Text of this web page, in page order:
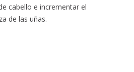
cabello e incrementar el
de las uñas.